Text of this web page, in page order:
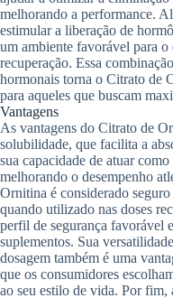
melhorando a performance.
estimular a liberação de
um ambiente favorável para o
recuperação. Essa
hormonais torna o Citrato de
para aqueles que buscam
Vantagens
As vantagens do Citrato de
solubilidade, que facilita a
sua capacidade de atuar
melhorando o desempenho
Ornitina é considerado
quando utilizado nas doses
perfil de segurança favorável
suplementos. Sua
dosagem também é uma
que os consumidores
ao seu estilo de vida. Por